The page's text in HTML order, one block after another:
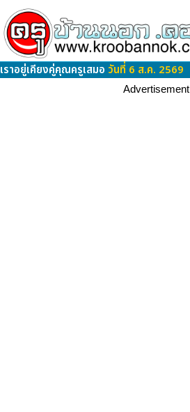
เราอยู่เคียงคู่คุณครูเสมอ วันที่ 6 ส.ค. 2569
Advertisement